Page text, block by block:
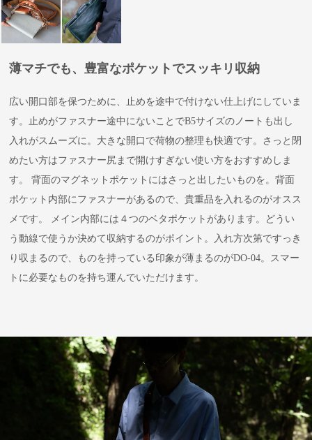
薄マチでも、豊富なポケットでスッキリ収納
広い開口部を保つために、止めを途中で付けない仕上げにしていま
す。止めがファスナー途中にないことでB5サイズのノートも出し
入れがスムーズに。大きな開口で荷物の整理も快適です。さっと閉
めたい方はファスナー尻まで開けすぎない使い方をおすすめしま
す。 背面のマグネットポケットにはさっと出したいものを。背面
ポケット内部にファスナーがあるので、貴重品を入れるのがオスス
メです。 メイン内部には４つのベタポケットがあります。どうい
う動線で使うか決めて収納するのがポイント。入れ方次第ですっき
り収まるので、ものを持っている印象が薄まるのがDO-04。スマー
トに必要なものを持ち運んでいただけます。